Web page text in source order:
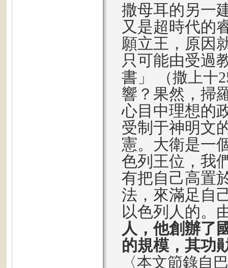
撒母耳的另一
又是超時代的
願立王，原因
只可能由受過
書」
（撒上十
響？果然，掃
心目中理想的
受制于神明文
憲。大衛是一
色列王位，我
有把自己高置
法，來滿足自
以色列人的。
人，他創辦了
的規模，其功
〈本文節錄自